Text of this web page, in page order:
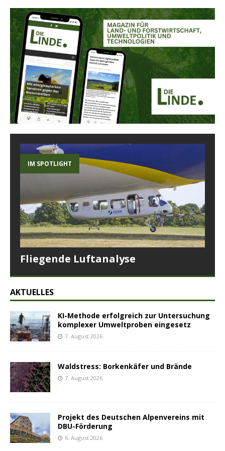
IM SPOTLIGHT
Fliegende Luftanalyse
AKTUELLES
KI-Methode erfolgreich zur Untersuchung
komplexer Umweltproben eingesetz
7. August 2026
Waldstress: Borkenkäfer und Brände
7. August 2026
Projekt des Deutschen Alpenvereins mit
DBU-Förderung
6. August 2026